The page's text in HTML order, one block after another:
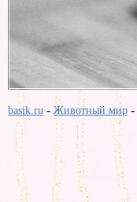
basik.ru - Животный мир -